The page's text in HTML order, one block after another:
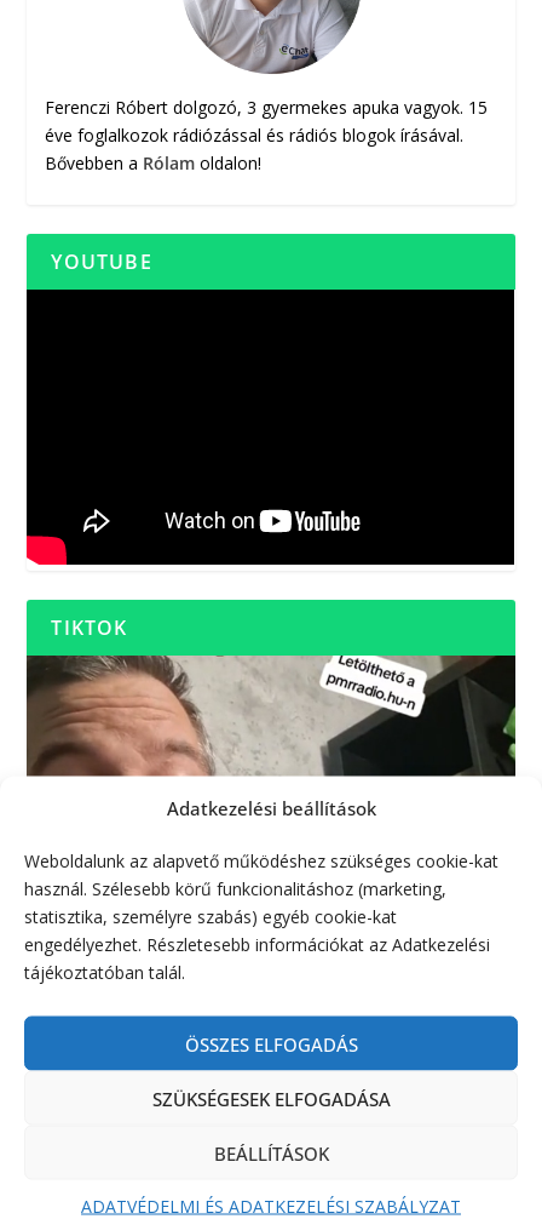
Adatkezelési beállítások
Weboldalunk az alapvető működéshez szükséges cookie-kat
használ. Szélesebb körű funkcionalitáshoz (marketing,
statisztika, személyre szabás) egyéb cookie-kat
engedélyezhet. Részletesebb információkat az Adatkezelési
tájékoztatóban talál.
ÖSSZES ELFOGADÁS
SZÜKSÉGESEK ELFOGADÁSA
BEÁLLÍTÁSOK
ADATVÉDELMI ÉS ADATKEZELÉSI SZABÁLYZAT
Ferenczi Róbert dolgozó, 3 gyermekes apuka vagyok. 15
éve foglalkozok rádiózással és rádiós blogok írásával.
Bővebben a Rólam oldalon!
YOUTUBE
TIKTOK